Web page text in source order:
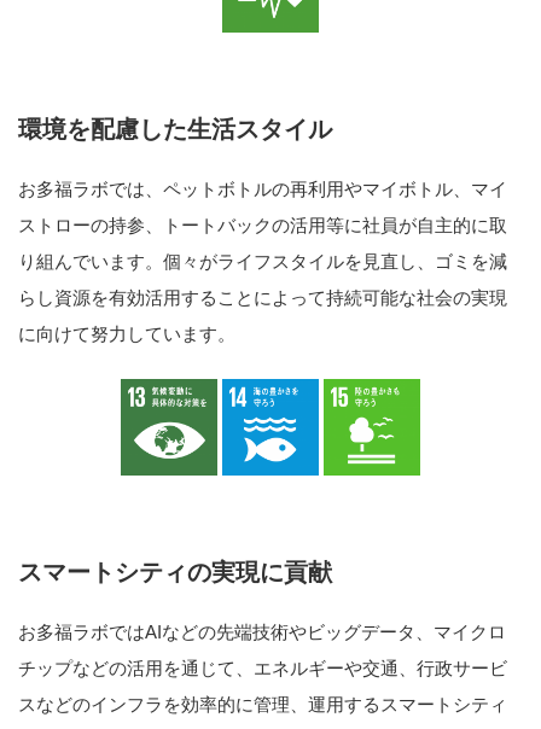
環境を配慮した生活スタイル
お多福ラボでは、ペットボトルの再利用やマイボトル、マイ
ストローの持参、トートバックの活用等に社員が自主的に取
り組んでいます。個々がライフスタイルを見直し、ゴミを減
らし資源を有効活用することによって持続可能な社会の実現
に向けて努力しています。
スマートシティの実現に貢献
お多福ラボではAIなどの先端技術やビッグデータ、マイクロ
チップなどの活用を通じて、エネルギーや交通、行政サービ
スなどのインフラを効率的に管理、運用するスマートシティ